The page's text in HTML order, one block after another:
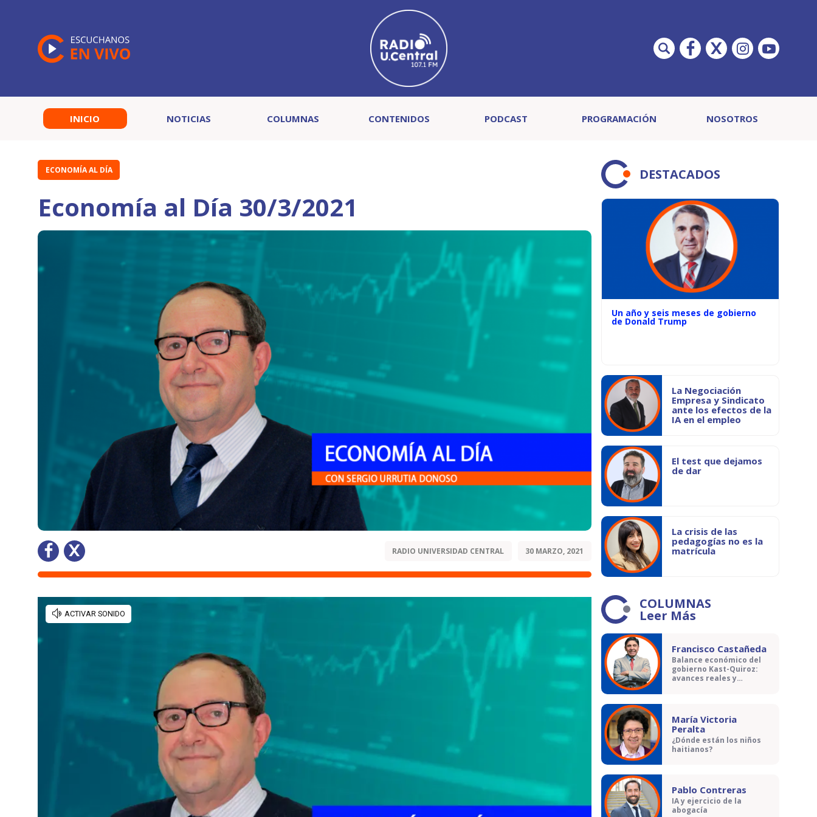
INICIO NOTICIAS COLUMNAS CONTENIDOS PODCAST PROGRAMACIÓN NOSOTROS
ECONOMÍA AL DÍA
Economía al Día 30/3/2021
RADIO UNIVERSIDAD CENTRAL 30 MARZO, 2021
DESTACADOS
Un año y seis meses de gobierno
de Donald Trump
La Negociación
Empresa y Sindicato
ante los efectos de la
IA en el empleo
El test que dejamos
de dar
La crisis de las
pedagogías no es la
matrícula
COLUMNAS
Leer Más
Francisco Castañeda
Balance económico del
gobierno Kast-Quiroz:
avances reales y
María Victoria
Peralta
¿Dónde están los niños
haitianos?
Pablo Contreras
IA y ejercicio de la
abogacía